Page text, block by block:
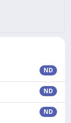
ND
ND
ND